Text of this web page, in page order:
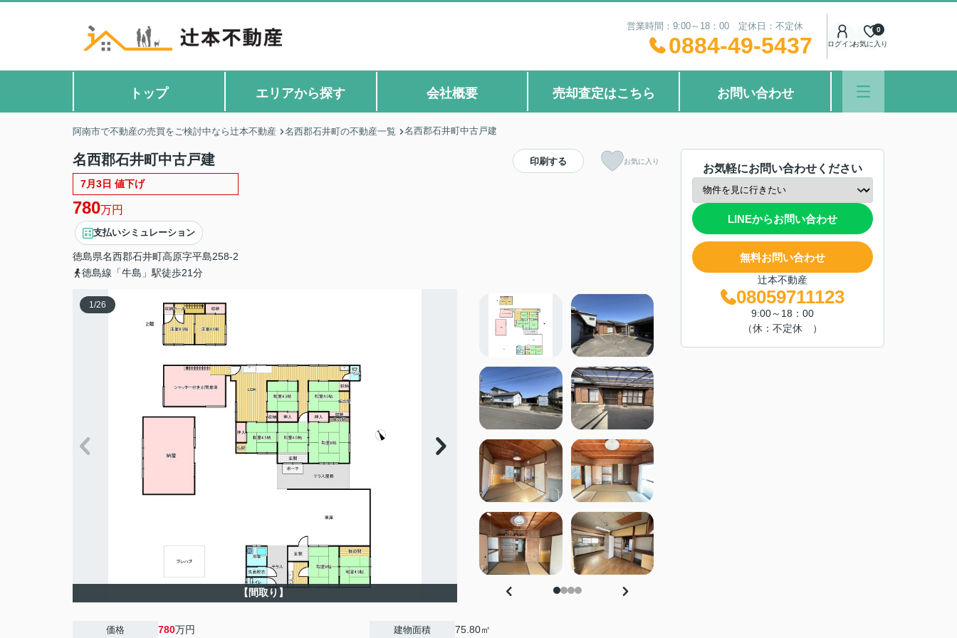
営業時間：9:00～18：00 定休日：不定休
0884-49-5437 ログインお気に入り
0
トップ エリアから探す 会社概要 売却査定はこちら お問い合わせ
阿南市で不動産の売買をご検討中なら辻本不動産 名西郡石井町の不動産一覧 名西郡石井町中古戸建
名西郡石井町中古戸建
7月3日 値下げ
780万円
支払いシミュレーション
徳島県名西郡石井町高原字平島258-2
徳島線「牛島」駅徒歩21分
印刷する お気に入り
1/26
【間取り】
価格 780万円 建物面積 75.80㎡
お気軽にお問い合わせください
LINEからお問い合わせ
無料お問い合わせ
辻本不動産
08059711123
9:00～18：00
（休：不定休 ）